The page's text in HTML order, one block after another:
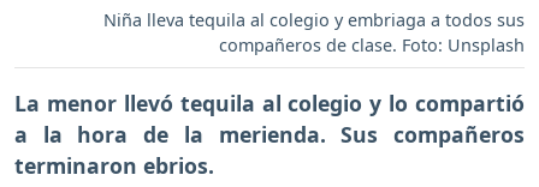
Niña lleva tequila al colegio y embriaga a todos sus
compañeros de clase. Foto: Unsplash
La menor llevó tequila al colegioy lo compartió
a la hora de la merienda. Sus compañeros
terminaron ebrios.